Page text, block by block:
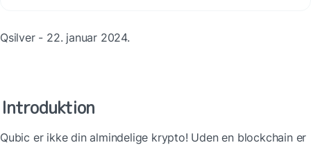
Qsilver - 22. januar 2024.
Introduktion
Qubic er ikke din almindelige krypto! Uden en blockchain er